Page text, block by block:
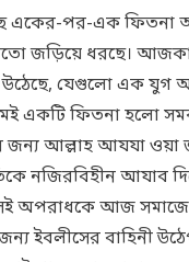
একের-পর-এক ফিতনা
জড়িয়ে ধরছে।
উঠেছে, যেগুলো এক যুগ
একটি ফিতনা হলো
জন্য আল্লাহ আযযা ওয়া
নজিরবিহীন আযাব
অপরাধকে আজ সমাজে
জন্য ইবলীসের বাহিনী